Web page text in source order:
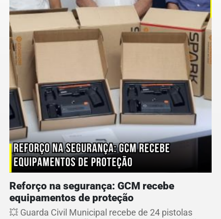
Reforço na segurança: GCM recebe
equipamentos de proteção
💥 Guarda Civil Municipal recebe de 24 pistolas